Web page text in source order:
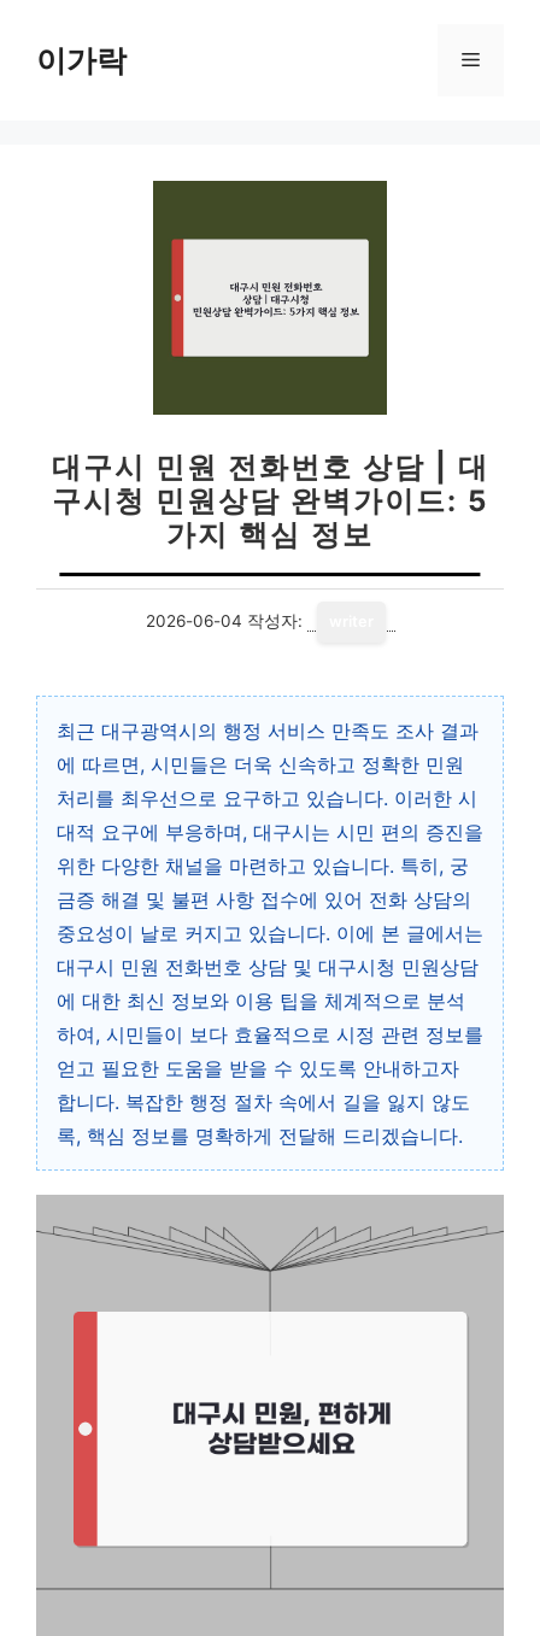
이가락 메
대구시 민원 전화번호 상담 | 대
구시청 민원상담 완벽가이드: 5
가지 핵심 정보
2026-06-04 작성자:
최근 대구광역시의 행정 서비스 만족도 조사 결과
에 따르면, 시민들은 더욱 신속하고 정확한 민원
처리를 최우선으로 요구하고 있습니다. 이러한 시
대적 요구에 부응하며, 대구시는 시민 편의 증진을
위한 다양한 채널을 마련하고 있습니다. 특히, 궁
금증 해결 및 불편 사항 접수에 있어 전화 상담의
중요성이 날로 커지고 있습니다. 이에 본 글에서는
대구시 민원 전화번호 상담 및 대구시청 민원상담
에 대한 최신 정보와 이용 팁을 체계적으로 분석
하여, 시민들이 보다 효율적으로 시정 관련 정보를
얻고 필요한 도움을 받을 수 있도록 안내하고자
합니다. 복잡한 행정 절차 속에서 길을 잃지 않도
록, 핵심 정보를 명확하게 전달해 드리겠습니다.